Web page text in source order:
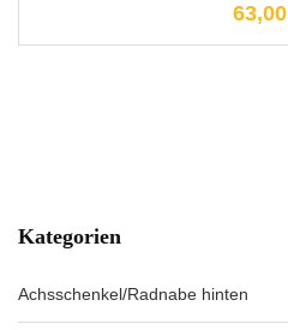
Kategorien
Achsschenkel/Radnabe hinten
63,00